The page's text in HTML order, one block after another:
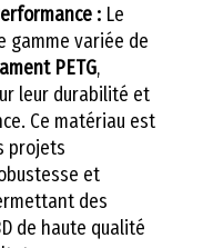
: Le
gamme variée de
PETG,
leur durabilité et
Ce matériau est
projets
et
des
de haute qualité